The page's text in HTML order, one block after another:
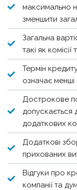
максимально
зменшити
Загальна
такі як
Термін
означає менші
Дострокове
додаткових
Додаткові
прихованих
Відгуки про
компанії та